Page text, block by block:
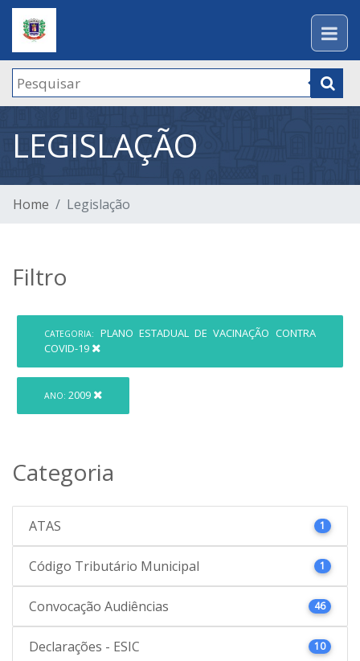
LEGISLAÇÃO
Home Legislação
Filtro
CATEGORIA:
PLANO ESTADUAL DE VACINAÇÃO CONTRA
COVID-19
ANO: 2009
Categoria
ATAS 1
Código Tributário Municipal 1
Convocação Audiências 46
Declarações - ESIC 10